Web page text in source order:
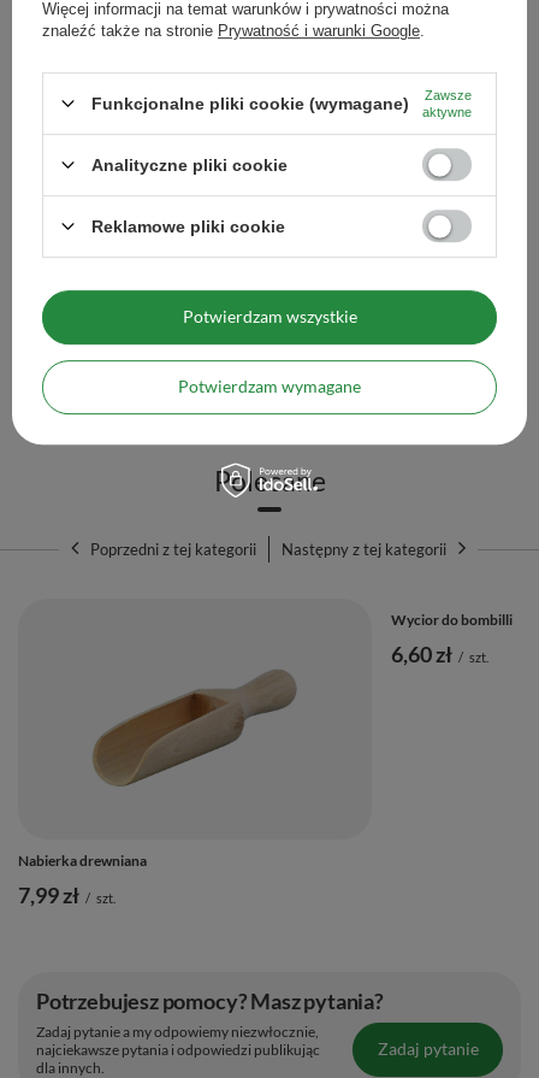
122,98 zł
Więcej opcji
Zestaw Yerba Mate
Polecane
Poprzedni z tej kategorii Następny z tej kategorii
Nabierka drewniana
7,99 zł / szt.
Wycior do bombilli
6,60 zł / szt.
Potrzebujesz pomocy? Masz pytania?
Zadaj pytanie a my odpowiemy niezwłocznie,
najciekawsze pytania i odpowiedzi publikując
dla innych.
Zadaj pytanie
Więcej informacji na temat warunków i prywatności można
znaleźć także na stronie Prywatność i warunki Google
Funkcjonalne pliki cookie (wymagane)
Zawsze
aktywne
Analityczne pliki cookie
Reklamowe pliki cookie
Potwierdzam wymagane
Potwierdzam wszystkie